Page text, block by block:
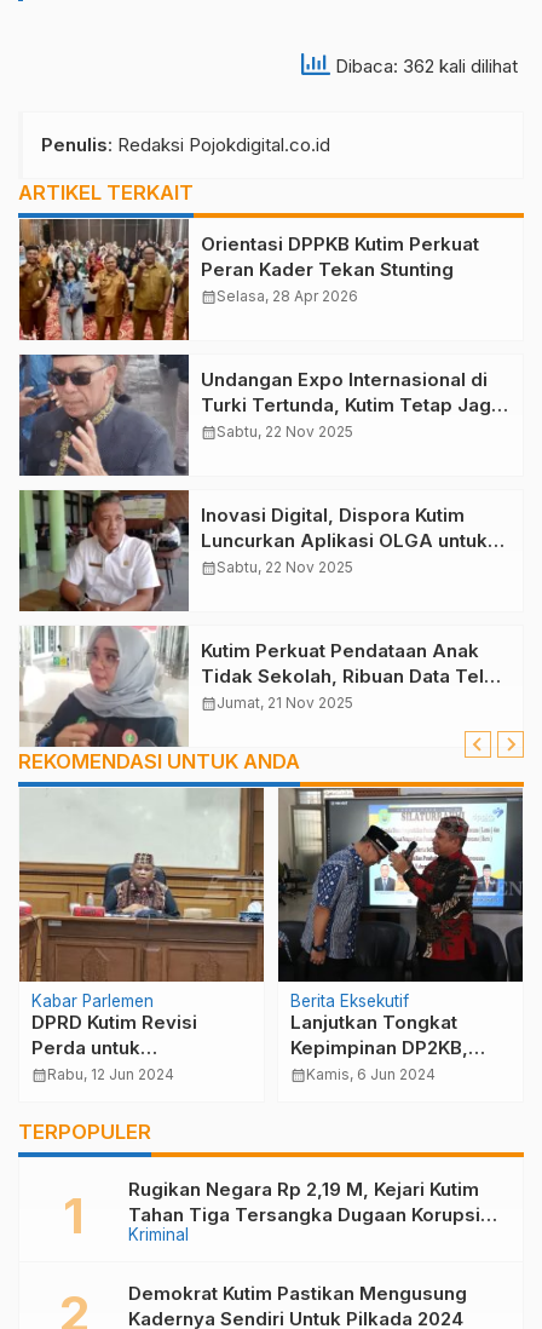
Dibaca: 362 kali dilihat
Penulis: Redaksi Pojokdigital.co.id
ARTIKEL TERKAIT
Orientasi DPPKB Kutim Perkuat
Peran Kader Tekan Stunting
calendar_monthSelasa, 28 Apr 2026
Undangan Expo Internasional di
Turki Tertunda, Kutim Tetap Jaga
Peluang Ekspor Produk Lokal
calendar_monthSabtu, 22 Nov 2025
Inovasi Digital, Dispora Kutim
Luncurkan Aplikasi OLGA untuk
Masyarakat Pecinta Olahraga
calendar_monthSabtu, 22 Nov 2025
Kutim Perkuat Pendataan Anak
Tidak Sekolah, Ribuan Data Telah
Terverifikasi
calendar_monthJumat, 21 Nov 2025
REKOMENDASI UNTUK ANDA
Kabar Parlemen
DPRD Kutim Revisi
Perda untuk
Menyesuaikan dengan
Regulasi Nasional
calendar_monthRabu, 12 Jun 2024
Berita Eksekutif
Lanjutkan Tongkat
Kepimpinan DP2KB,
Achmad Junaidi :
calendar_monthKamis, 6 Jun 2024
TERPOPULER
Kriminal
Rugikan Negara Rp 2,19 M, Kejari Kutim
Tahan Tiga Tersangka Dugaan Korupsi
Pembangunan Kolam Renang Di Desa
Demokrat Kutim Pastikan Mengusung
Kadernya Sendiri Untuk Pilkada 2024